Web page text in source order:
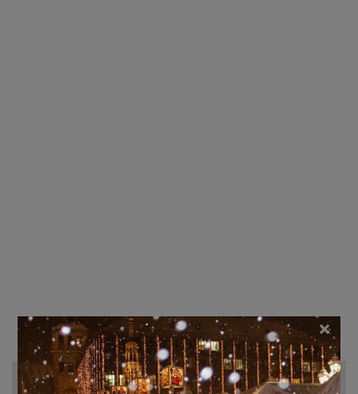
Recherche d'hôtels et autres...
×